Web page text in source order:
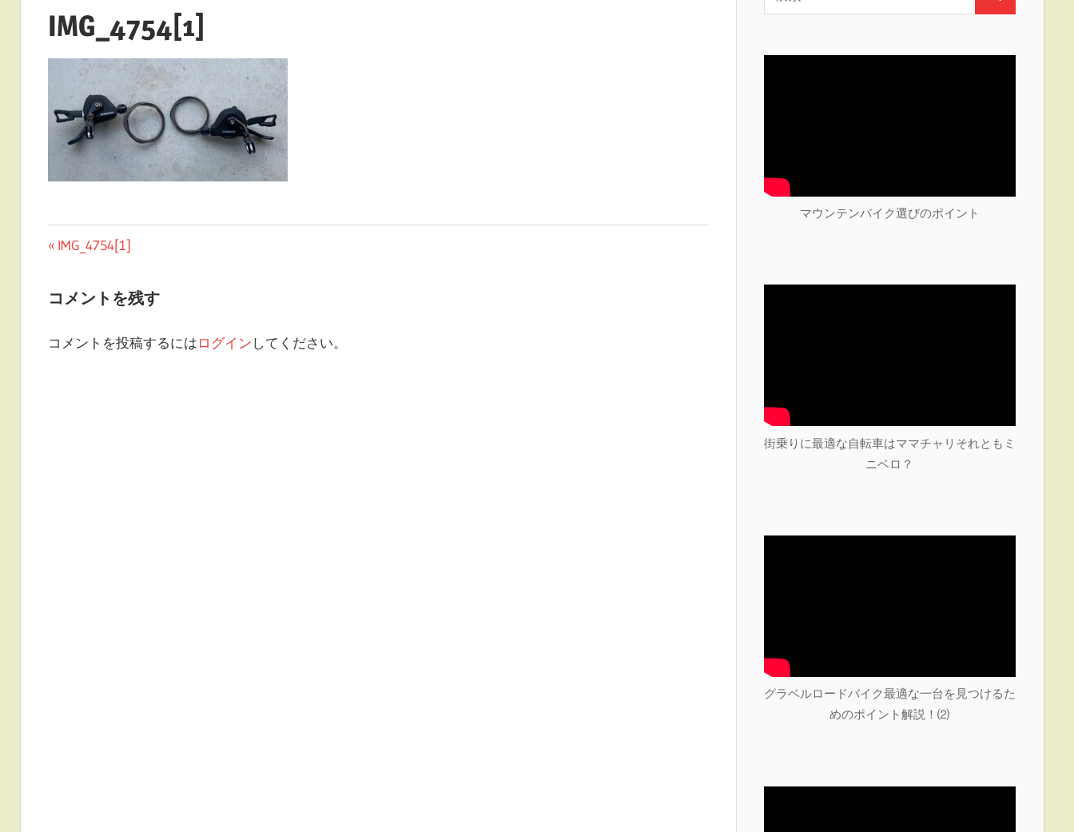
IMG_4754[1]
投
ナ
ビ
前
投
IMG_4754[1]
コメントを残す
コメントを投稿するにはログインしてください。
検
マウンテンバイク選びのポイント
街乗りに最適な自転車はママチャリそれともミ
ニベロ？
グラベルロードバイク最適な一台を見つけるた
めのポイント解説！⑵